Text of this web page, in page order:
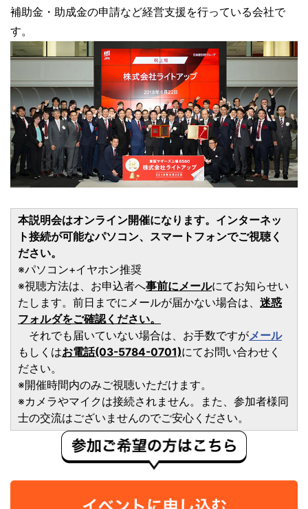
補助金・助成金の申請など経営支援を行っている会社で
す。
本説明会はオンライン開催になります。インターネッ
ト接続が可能なパソコン、スマートフォンでご視聴く
ださい。
※パソコン+イヤホン推奨
※視聴方法は、お申込者へ事前にメールにてお知らせい
たします。前日までにメールが届かない場合は、 迷惑
フォルダをご確認ください。
それでも届いていない場合は、お手数ですがメール
もしくはお電話(03-5784-0701)にてお問い合わせく
ださい。
※開催時間内のみご視聴いただけます。
※カメラやマイクは接続されません。また、参加者様同
士の交流はございませんのでご安心ください。